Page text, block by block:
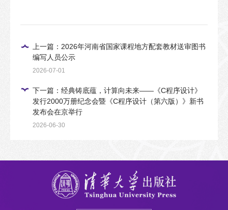
上一篇：2026年河南省国家课程地方配套教材送审图书
编写人员公示
2026-07-01
下一篇：经典铸底蕴，计算向未来——《C程序设计》
发行2000万册纪念会暨《C程序设计（第六版）》新书
发布会在京举行
2026-06-30